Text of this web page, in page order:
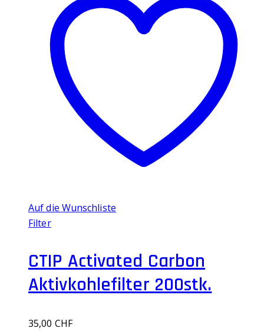
Auf die Wunschliste
Filter
CTIP Activated Carbon
Aktivkohlefilter 200stk.
35,00 CHF